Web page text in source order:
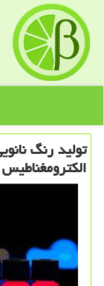
تولید رنگ
الكترومغناطیس